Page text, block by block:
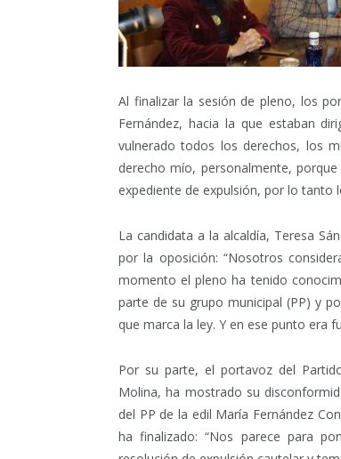
Al finalizar la sesión de pleno, los
Fernández, hacia la que estaban
vulnerado todos los derechos, los
derecho mío, personalmente,
expediente de expulsión, por lo tanto
La candidata a la alcaldía, Teresa
por la oposición: “Nosotros
momento el pleno ha tenido
parte de su grupo municipal (PP) y
que marca la ley. Y en ese punto era
Por su parte, el portavoz del
Molina, ha mostrado su
del PP de la edil María Fernández
ha finalizado: “Nos parece para